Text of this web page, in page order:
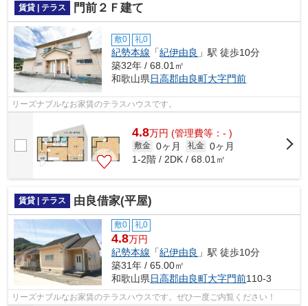
賃貸 | テラス 門前２Ｆ建て
敷0 礼0
紀勢本線 「紀伊由良 」駅 徒歩10分
築32年 / 68.01㎡
和歌山県日高郡由良町大字門前
リーズナブルなお家賃のテラスハウスです。
4.8万円 (管理費等：- )
敷金 0ヶ月 礼金 0ヶ月
1-2階 / 2DK / 68.01㎡
賃貸 | テラス 由良借家(平屋)
敷0 礼0
4.8万円
紀勢本線 「紀伊由良 」駅 徒歩10分
築31年 / 65.00㎡
和歌山県日高郡由良町大字門前110-3
リーズナブルなお家賃のテラスハウスです。ぜひ一度ご内覧ください！